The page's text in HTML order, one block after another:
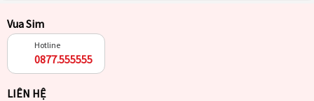
Vua Sim
Hotline
0877.555555
LIÊN HỆ